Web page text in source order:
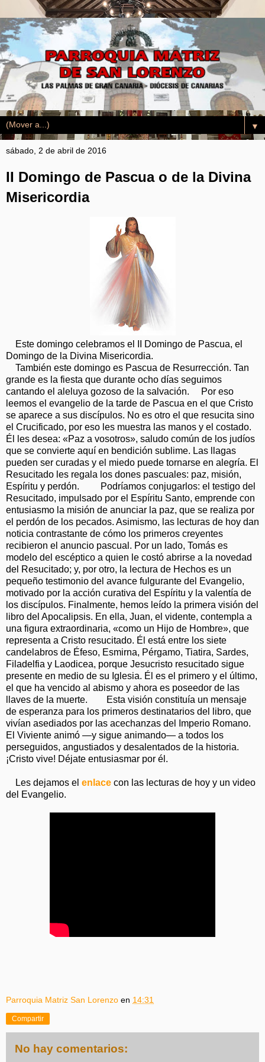
▼
sábado, 2 de abril de 2016
II Domingo de Pascua o de la Divina
Misericordia
Este domingo celebramos el II Domingo de Pascua, el
Domingo de la Divina Misericordia.
También este domingo es Pascua de Resurrección. Tan
grande es la fiesta que durante ocho días seguimos
cantando el aleluya gozoso de la salvación. Por eso
leemos el evangelio de la tarde de Pascua en el que Cristo
se aparece a sus discípulos. No es otro el que resucita sino
el Crucificado, por eso les muestra las manos y el costado.
Él les desea: «Paz a vosotros», saludo común de los judíos
que se convierte aquí en bendición sublime. Las llagas
pueden ser curadas y el miedo puede tornarse en alegría. El
Resucitado les regala los dones pascuales: paz, misión,
Espíritu y perdón. Podríamos conjugarlos: el testigo del
Resucitado, impulsado por el Espíritu Santo, emprende con
entusiasmo la misión de anunciar la paz, que se realiza por
el perdón de los pecados. Asimismo, las lecturas de hoy dan
noticia contrastante de cómo los primeros creyentes
recibieron el anuncio pascual. Por un lado, Tomás es
modelo del escéptico a quien le costó abrirse a la novedad
del Resucitado; y, por otro, la lectura de Hechos es un
pequeño testimonio del avance fulgurante del Evangelio,
motivado por la acción curativa del Espíritu y la valentía de
los discípulos. Finalmente, hemos leído la primera visión del
libro del Apocalipsis. En ella, Juan, el vidente, contempla a
una figura extraordinaria, «como un Hijo de Hombre», que
representa a Cristo resucitado. Él está entre los siete
candelabros de Éfeso, Esmirna, Pérgamo, Tiatira, Sardes,
Filadelfia y Laodicea, porque Jesucristo resucitado sigue
presente en medio de su Iglesia. Él es el primero y el último,
el que ha vencido al abismo y ahora es poseedor de las
llaves de la muerte. Esta visión constituía un mensaje
de esperanza para los primeros destinatarios del libro, que
vivían asediados por las acechanzas del Imperio Romano.
El Viviente animó —y sigue animando— a todos los
perseguidos, angustiados y desalentados de la historia.
¡Cristo vive! Déjate entusiasmar por él.
Les dejamos el enlace con las lecturas de hoy y un video
del Evangelio.
Parroquia Matriz San Lorenzo en 14:31
Compartir
No hay comentarios: